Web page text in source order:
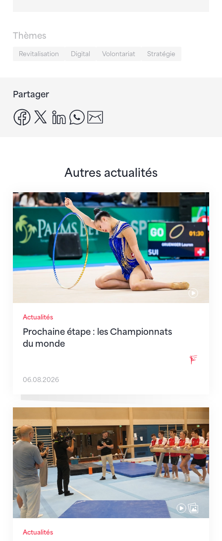
Thèmes
Revitalisation Digital Volontariat Stratégie
Partager
facebook
x linkedinwhatsapp
Autres actualités
Actualités
Prochaine étape : les Championnats
du monde
Prochaine étape : les Championnats du monde
06.08.2026
Actualités
En route pour Zagreb avec des objectifs clairs